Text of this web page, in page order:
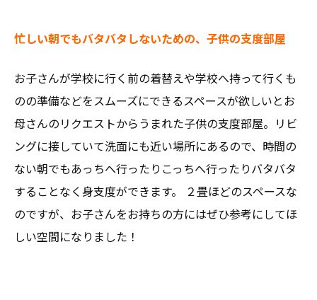
忙しい朝でもバタバタしないための、子供の支度部屋
お子さんが学校に行く前の着替えや学校へ持って行くも
のの準備などをスムーズにできるスペースが欲しいとお
母さんのリクエストからうまれた子供の支度部屋。リビ
ングに接していて洗面にも近い場所にあるので、時間の
ない朝でもあっちへ行ったりこっちへ行ったりバタバタ
することなく身支度ができます。 ２畳ほどのスペースな
のですが、お子さんをお持ちの方にはぜひ参考にしてほ
しい空間になりました！